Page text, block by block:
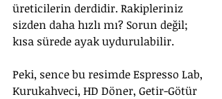
üreticilerin derdidir. Rakipleriniz
sizden daha hızlı mı? Sorun değil;
kısa sürede ayak uydurulabilir.
Peki, sence bu resimde Espresso Lab,
Kurukahveci, HD Döner, Getir-Götür